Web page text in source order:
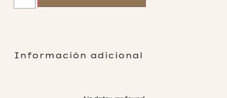
Información adicional